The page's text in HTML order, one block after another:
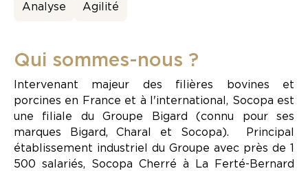
Qui sommes-nous ?
Intervenant majeur des filières bovines et
porcines en France et à l'international, Socopa est
une filiale du Groupe Bigard (connu pour ses
marques Bigard, Charal et Socopa). Principal
établissement industriel du Groupe avec près de 1
500 salariés, Socopa Cherré à La Ferté-Bernard
Analyse Agilité